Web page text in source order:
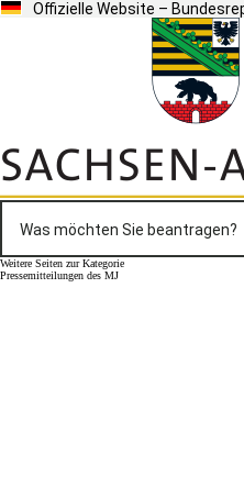
Offizielle Website –
Weitere Seiten zur Kategorie
Pressemitteilungen des MJ